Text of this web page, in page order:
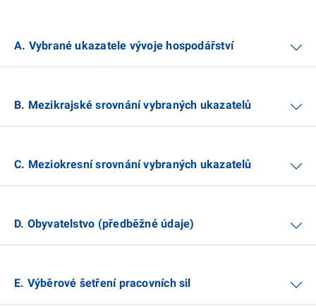
A. Vybrané ukazatele vývoje hospodářství
B. Mezikrajské srovnání vybraných ukazatelů
C. Meziokresní srovnání vybraných ukazatelů
D. Obyvatelstvo (předběžné údaje)
E. Výběrové šetření pracovních sil